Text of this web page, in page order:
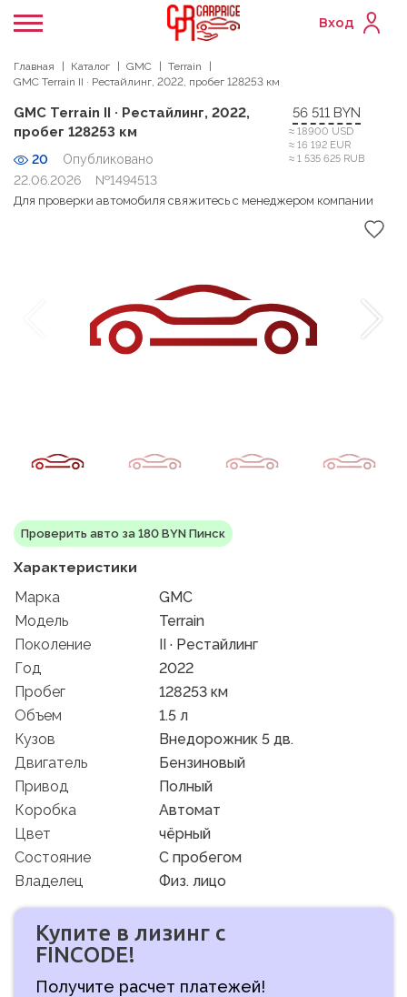
Вход
Главная Каталог GMC
Terrain
GMC Terrain II · Рестайлинг, 2022, пробег 128253 км
GMC Terrain II · Рестайлинг, 2022,
пробег 128253 км
20
Опубликовано
22.06.2026
№1494513
56 511 BYN
≈ 18900 USD
≈ 16 192 EUR
≈ 1 535 625 RUB
Для проверки автомобиля свяжитесь с менеджером компании
Проверить авто за 180 BYN Пинск
Характеристики
Марка
GMC
Модель
Terrain
Поколение
II · Рестайлинг
Год
2022
Пробег
128253 км
Объем
1.5 л
Кузов
Внедорожник 5 дв.
Двигатель
Бензиновый
Привод
Полный
Коробка
Автомат
Цвет
чёрный
Состояние
C пробегом
Владелец
Физ. лицо
Купите в лизинг с
FINCODE!
Получите расчет платежей!